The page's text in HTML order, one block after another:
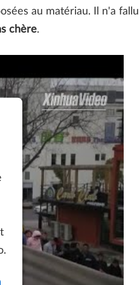
au matériau. Il n'a
chère.